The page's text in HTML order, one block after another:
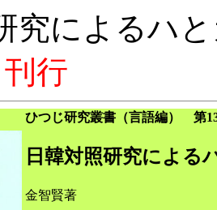
究によるハ
行
ひつじ研究叢書（言語編） 第
日韓対照研究による
金智賢著